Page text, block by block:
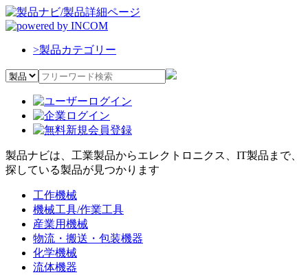
>製品カテゴリー
製品ナビは、工業製品からエレクトロニクス、IT製品まで、
探している製品が見つかります
工作機械
機械工具/作業工具
産業用機械
物流・搬送・包装機器
化学機械
流体機器